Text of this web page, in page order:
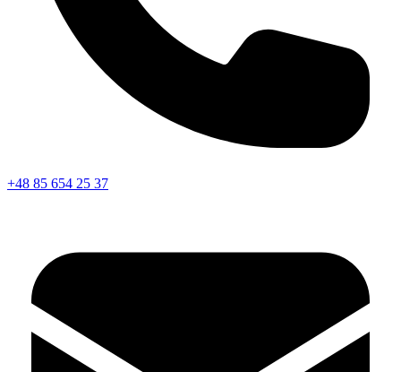
+48 85 654 25 37